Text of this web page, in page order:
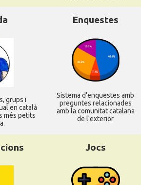
grups i
en català
més petits
Enquestes
Sistema d'enquestes amb
preguntes relacionades
amb la comunitat catalana
de l'exterior
Jocs